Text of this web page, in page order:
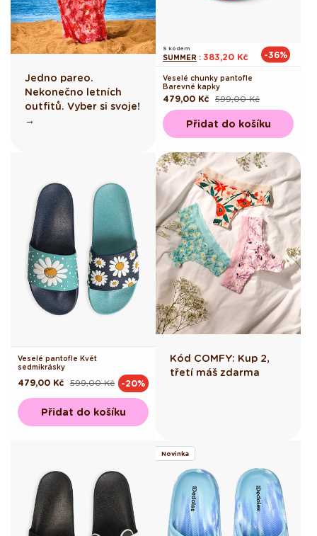
Jedno pareo.
Nekonečno letních
outfitů. Vyber si svoje!
→
S kódem
SUMMER : 383,20 Kč -36%
Veselé chunky pantofle
Barevné kapky
Běžná
cena
599,00 Kč
Výprodejová
cena
479,00 Kč
Přidat do košíku
Veselé pantofle Květ
sedmikrásky
Běžná
599,00 Kč
Výprodejová
479,00 Kč -20%
Přidat do košíku
Kód COMFY: Kup 2,
třetí máš zdarma
Novinka